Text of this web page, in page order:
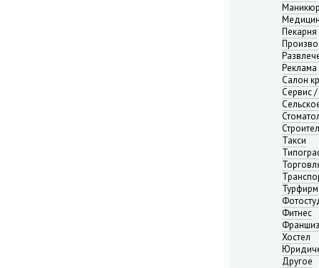
Пекарня
Реклама
Салон
Сервис /
Такси
Фитнес
Хостел
Другое